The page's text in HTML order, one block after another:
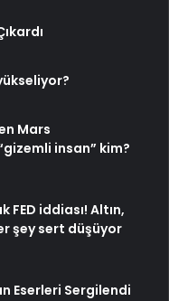
Mars
insan” kim?
FED iddiası! Altın,
şey sert düşüyor
Eserleri Sergilendi